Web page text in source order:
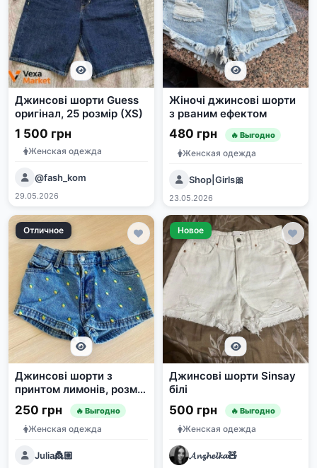
Джинсові шорти Guess
оригінал, 25 розмір (XS)
1 500 грн
Женская одежда
@fash_kom
29.05.2026
Жіночі джинсові шорти
з рваним ефектом
480 грн 🔥 Выгодно
Женская одежда
Shop|Girls🎀
23.05.2026
Отличное
Джинсові шорти з
принтом лимонів, розмір
110
250 грн 🔥 Выгодно
Женская одежда
Julia👸🏼
Новое
Джинсові шорти Sinsay
білі
500 грн 🔥 Выгодно
Женская одежда
𝓐𝓷𝔃𝓱𝓮𝓵𝓴𝓪🧸